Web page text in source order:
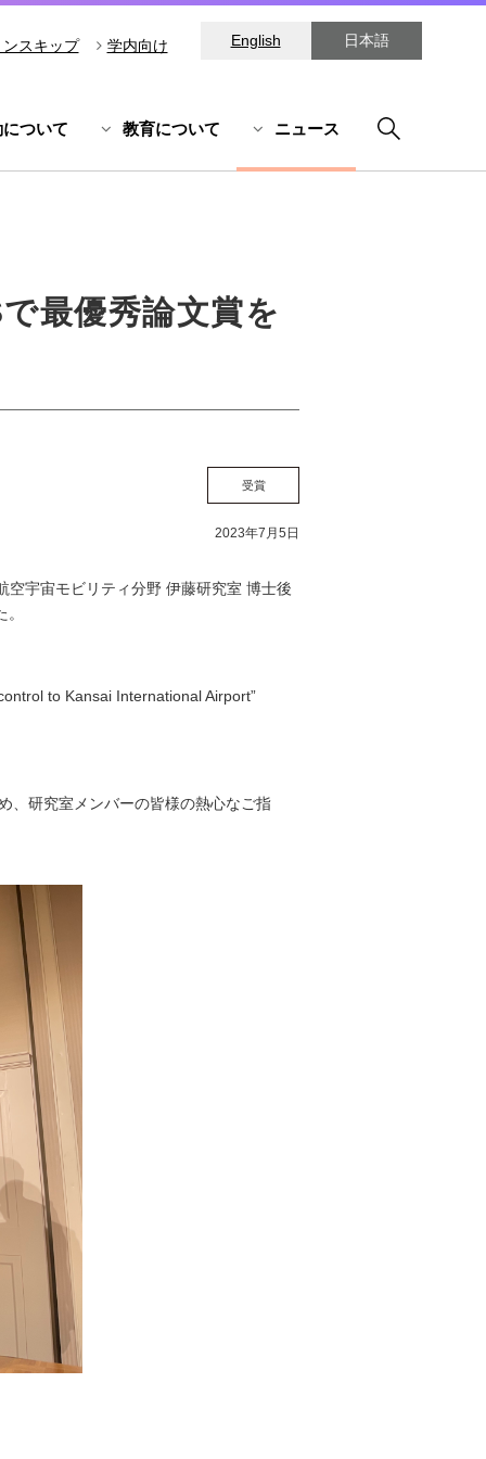
日本語
English
スキップ 学内向け
ついて 教育について ニュース
最優秀論文賞を
受賞
2023年7月5日
宇宙モビリティ分野 伊藤研究室 博士後
to Kansai International Airport”
、研究室メンバーの皆様の熱心なご指